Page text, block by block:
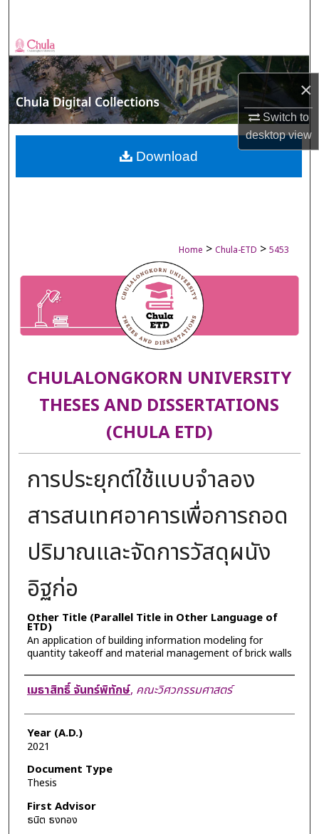
×
Switch to
desktopview
Browse Collections
My Account
About
Digital Commons Network™
Home > Chula-ETD > 5453
CHULALONGKORN UNIVERSITY
THESES AND DISSERTATIONS
(CHULA ETD)
การประยุกต์ใช้แบบจำลอง
สารสนเทศอาคารเพื่อการถอด
ปริมาณและจัดการวัสดุผนัง
อิฐก่อ
Other Title (Parallel Title in Other Language of
ETD)
An application of building information modeling for
quantity takeoff and material management of brick walls
Author
เมธาสิทธิ์ จันทร์พิทักษ์, คณะวิศวกรรมศาสตร์
Year (A.D.)
2021
Document Type
Thesis
First Advisor
ธนิต ธงทอง
Download